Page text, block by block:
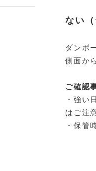
ない
ダンボ
側面か
ご確認
・強い
はご注
・保管